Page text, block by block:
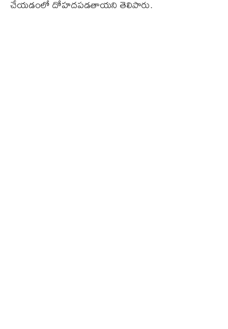
చేయడంలో దోహదపడతాయని తెలిపారు.